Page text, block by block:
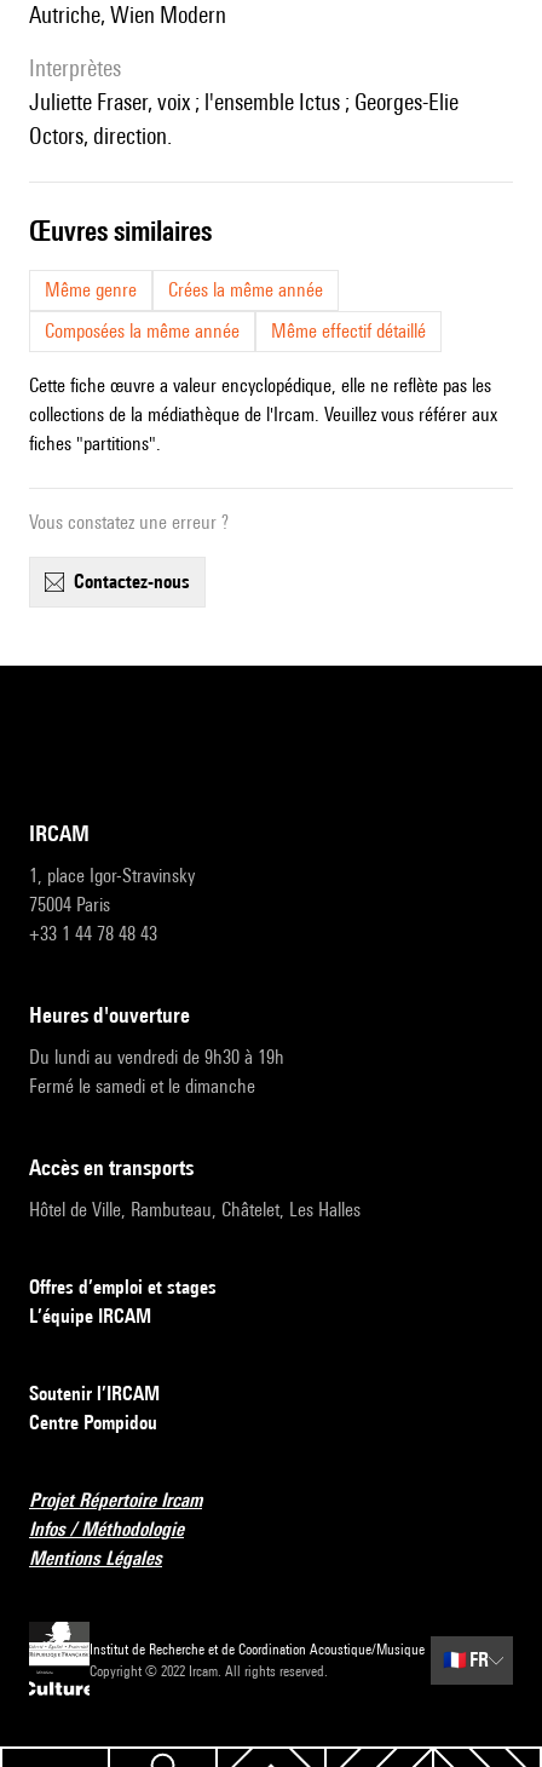
Autriche, Wien Modern
interprètes
Juliette Fraser, voix ; l'ensemble Ictus ; Georges-Elie
Octors, direction.
œuvres similaires
Même genre
Crées la même année
Composées la même année
Même effectif détaillé
Cette fiche œuvre a valeur encyclopédique, elle ne reflète pas les
collections de la médiathèque de l'Ircam. Veuillez vous référer aux
fiches "partitions".
Vous constatez une erreur ?
contactez-nous
IRCAM
1, place Igor-Stravinsky
75004 Paris
+33 1 44 78 48 43
heures d'ouverture
Du lundi au vendredi de 9h30 à 19h
Fermé le samedi et le dimanche
accès en transports
Hôtel de Ville, Rambuteau, Châtelet, Les Halles
Offres d’emploi et stages
L’équipe IRCAM
Soutenir l’IRCAM
Centre Pompidou
Projet Répertoire Ircam
Infos / Méthodologie
Mentions Légales
Institut de Recherche et de Coordination Acoustique/Musique
Copyright © 2022 Ircam. All rights reserved.
🇫🇷 FR